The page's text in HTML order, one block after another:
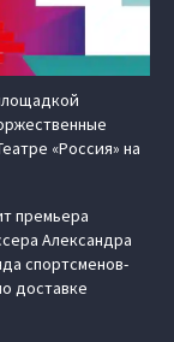
«Россия» на
премьера
Александра
спортсменов-
доставке